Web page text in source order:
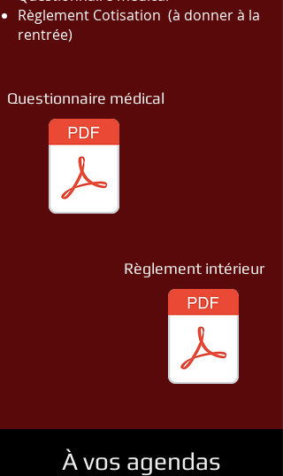
Règlement Cotisation (à donner à la
rentrée)
Questionnaire médical
Règlement intérieur
À vos agendas